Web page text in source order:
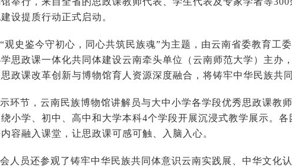
设提质行动正式启动。
观史鉴今守初心，同心共筑民族魂”为主题，由云南省委教育工
思政课一体化共同体建设云南牵头单位（云南师范大学）主办
政课改革创新与博物馆育人资源深度融合，将铸牢中华民族共
环节，云南民族博物馆讲解员与大中小学各学段优秀思政课教
小学、初中、高中和大学本科4个学段开展沉浸式教学展示。
容融入课堂，让思政课可感可触、入脑入心。
人员还参观了铸牢中华民族共同体意识云南实践展、中华文化